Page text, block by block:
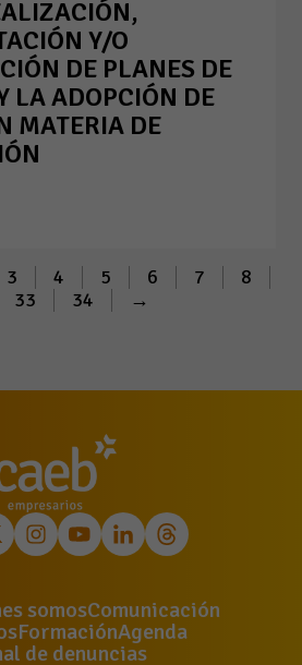
Y/O
DE PLANES DE
LA ADOPCIÓN DE
MATERIA DE
3 4 5 6 7
8
33 34 →
somosComunicación
FormaciónAgenda
de denuncias